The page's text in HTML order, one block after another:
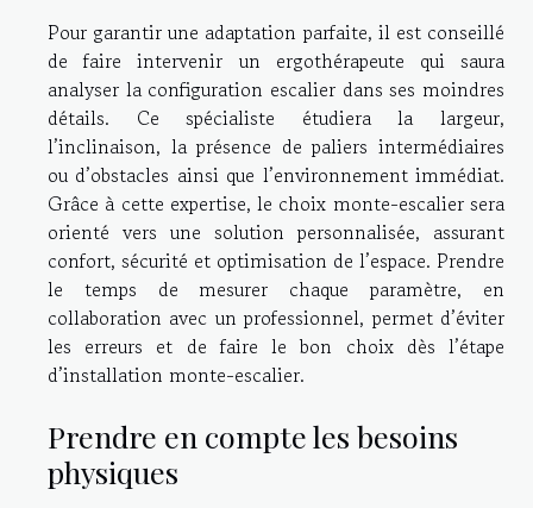
Pour garantir une adaptation parfaite, il est conseillé
de faire intervenir un ergothérapeute qui saura
analyser la configuration escalier dans ses moindres
détails. Ce spécialiste étudiera la largeur,
l’inclinaison, la présence de paliers intermédiaires
ou d’obstacles ainsi que l’environnement immédiat.
Grâce à cette expertise, le choix monte-escalier sera
orienté vers une solution personnalisée, assurant
confort, sécurité et optimisation de l’espace. Prendre
le temps de mesurer chaque paramètre, en
collaboration avec un professionnel, permet d’éviter
les erreurs et de faire le bon choix dès l’étape
d’installation monte-escalier.
Prendre en compte les besoins
physiques